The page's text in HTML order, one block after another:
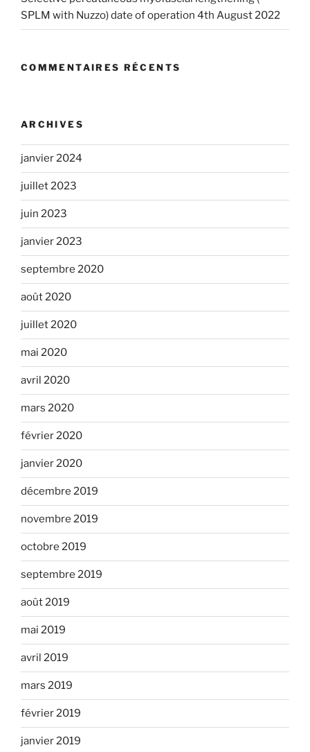
SPLM with Nuzzo) date of operation 4th August 2022
COMMENTAIRES RÉCENTS
ARCHIVES
janvier 2024
juillet 2023
juin 2023
janvier 2023
septembre 2020
août 2020
juillet 2020
mai 2020
avril 2020
mars 2020
février 2020
janvier 2020
décembre 2019
novembre 2019
octobre 2019
septembre 2019
août 2019
mai 2019
avril 2019
mars 2019
février 2019
janvier 2019